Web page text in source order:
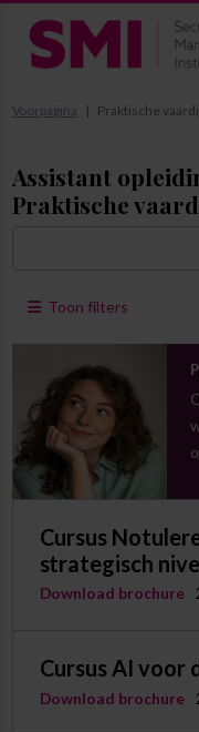
Voorpagina Praktische
Assistant
Praktische
Toon filters
Cursus
strategisch
Download brochure
Cursus AI voor
Download brochure